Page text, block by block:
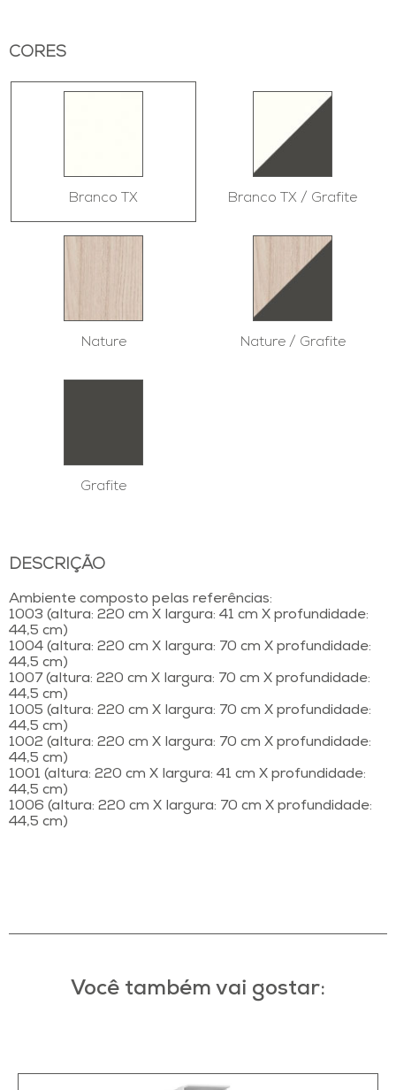
CORES
Branco TX Branco TX / Grafite
Nature Nature / Grafite
Grafite
DESCRIÇÃO
Ambiente composto pelas referências:
1003 (altura: 220 cm X largura: 41 cm X profundidade:
44,5 cm)
1004 (altura: 220 cm X largura: 70 cm X profundidade:
44,5 cm)
1007 (altura: 220 cm X largura: 70 cm X profundidade:
44,5 cm)
1005 (altura: 220 cm X largura: 70 cm X profundidade:
44,5 cm)
1002 (altura: 220 cm X largura: 70 cm X profundidade:
44,5 cm)
1001 (altura: 220 cm X largura: 41 cm X profundidade:
44,5 cm)
1006 (altura: 220 cm X largura: 70 cm X profundidade:
44,5 cm)
Você também vai gostar: